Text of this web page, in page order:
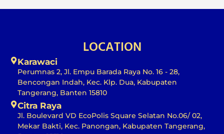
LOCATION
Karawaci
Perumnas 2, Jl. Empu Barada Raya No. 16 - 28,
Bencongan Indah, Kec. Klp. Dua, Kabupaten
Tangerang, Banten 15810
Citra Raya
Jl. Boulevard VD EcoPolis Square Selatan No.06/ 02,
Mekar Bakti, Kec. Panongan, Kabupaten Tangerang,